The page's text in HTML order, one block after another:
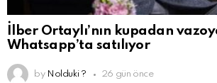
İlber Ortaylı’nın kupadan
Whatsapp’ta satılıyor
by Nolduki ? 26 gün önce